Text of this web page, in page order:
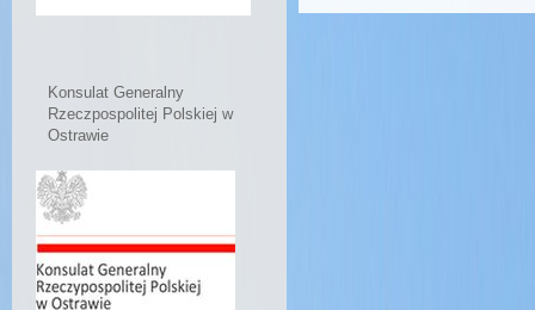
Konsulat Generalny
Rzeczpospolitej Polskiej w
Ostrawie